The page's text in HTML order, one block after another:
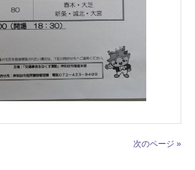
次のページ »